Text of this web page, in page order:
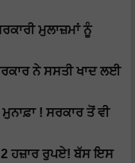
ਮੁਲਾਜ਼ਮਾਂ ਨੂੰ
ਨੇ ਸਸਤੀ ਖਾਦ ਲਈ
! ਸਰਕਾਰ ਤੋਂ ਵੀ
ਹਜ਼ਾਰ ਰੁਪਏ! ਬੱਸ ਇਸ